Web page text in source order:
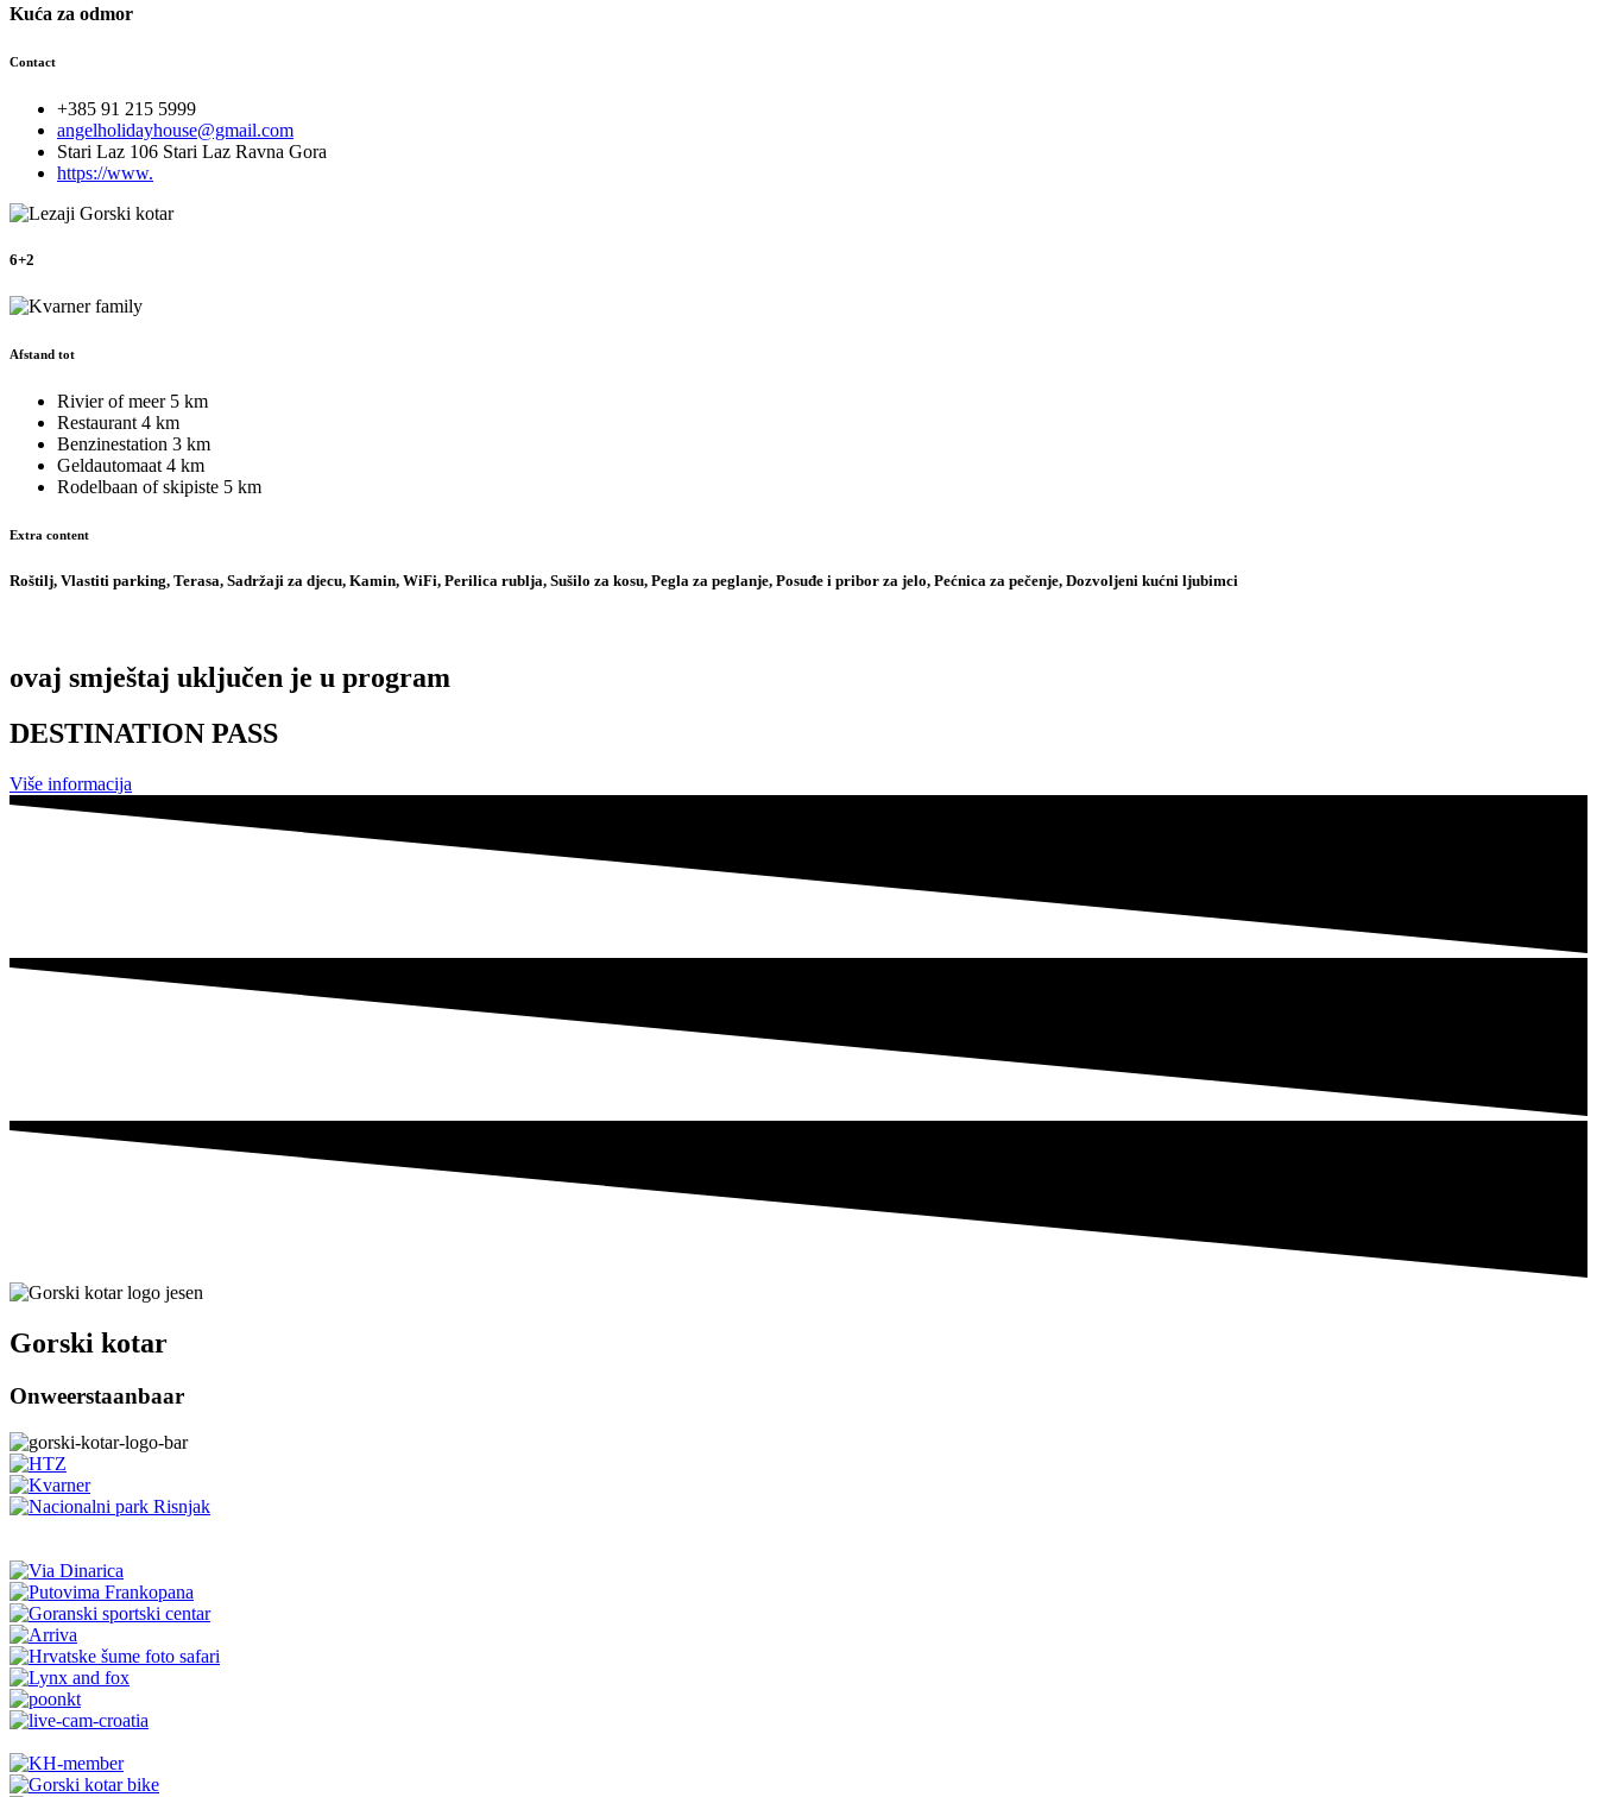
Kuća za odmor
Contact
+385 91 215 5999
angelholidayhouse@gmail.com
Stari Laz 106 Stari Laz Ravna Gora
https://www.
6+2
Afstand tot
Rivier of meer 5 km
Restaurant 4 km
Benzinestation 3 km
Geldautomaat 4 km
Rodelbaan of skipiste 5 km
Extra content
Roštilj, Vlastiti parking, Terasa, Sadržaji za djecu, Kamin, WiFi, Perilica rublja, Sušilo za kosu, Pegla za peglanje, Posuđe i pribor za jelo, Pećnica za pečenje, Dozvoljeni kućni ljubimci
ovaj smještaj uključen je u program
DESTINATION PASS
Više informacija
Gorski kotar
Onweerstaanbaar